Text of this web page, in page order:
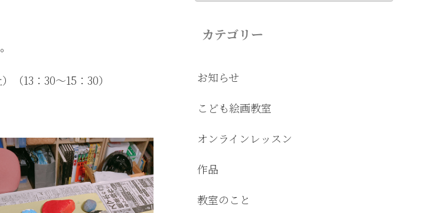
13：30〜15：30）
カテゴリー
お知らせ
こども絵画教室
オンラインレッスン
作品
教室のこと